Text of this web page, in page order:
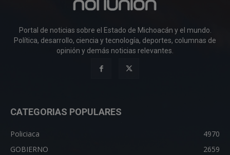
Portal de noticias sobre el Estado de Michoacán y el mundo.
Política, desarrollo, ciencia y tecnología, deportes, columnas de
opinión y demás noticias relevantes.
CATEGORIAS POPULARES
Policiaca
4970
GOBIERNO
2659